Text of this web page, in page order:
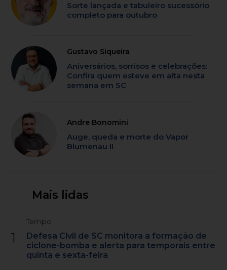
Sorte lançada e tabuleiro sucessório
completo para outubro
Gustavo Siqueira
Aniversários, sorrisos e celebrações:
Confira quem esteve em alta nesta
semana em SC
Andre Bonomini
Auge, queda e morte do Vapor
Blumenau II
Mais lidas
1
Tempo
Defesa Civil de SC monitora a formação de
ciclone-bomba e alerta para temporais entre
quinta e sexta-feira